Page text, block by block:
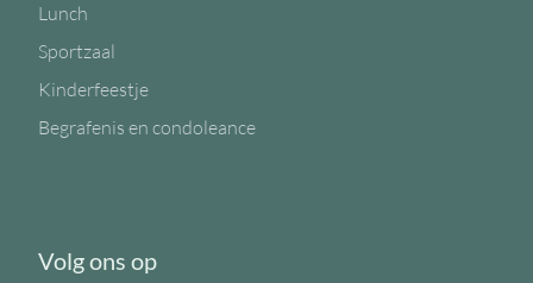
Lunch
Sportzaal
Kinderfeestje
Begrafenis en condoleance
Volg ons op